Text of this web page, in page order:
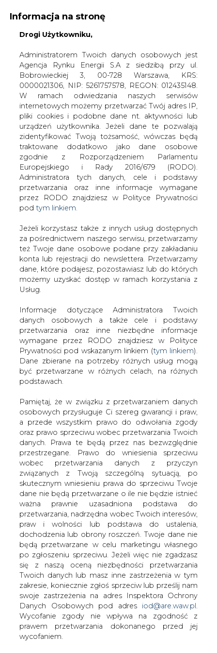
WYDAWCA PORTALU:
WYSOKI KONTRAST
WŁĄCZ CIRE.TV
Informacja na stronę
Drogi Użytkowniku,
Administratorem Twoich danych osobowych jest
Agencja Rynku Energii S.A z siedzibą przy ul.
Bobrowieckiej 3, 00-728 Warszawa, KRS:
0000021306, NIP: 5261757578, REGON: 012435148.
W ramach odwiedzania naszych serwisów
internetowych możemy przetwarzać Twój adres IP,
pliki cookies i podobne dane nt. aktywności lub
urządzeń użytkownika. Jeżeli dane te pozwalają
zidentyfikować Twoją tożsamość, wówczas będą
traktowane dodatkowo jako dane osobowe
zgodnie z Rozporządzeniem Parlamentu
Europejskiego i Rady 2016/679 (RODO).
Administratora tych danych, cele i podstawy
przetwarzania oraz inne informacje wymagane
przez RODO znajdziesz w Polityce Prywatności
pod tym linkiem.
Jeżeli korzystasz także z innych usług dostępnych
za pośrednictwem naszego serwisu, przetwarzamy
też Twoje dane osobowe podane przy zakładaniu
konta lub rejestracji do newslettera. Przetwarzamy
dane, które podajesz, pozostawiasz lub do których
możemy uzyskać dostęp w ramach korzystania z
Usług.
Informacje dotyczące Administratora Twoich
danych osobowych a także cele i podstawy
przetwarzania oraz inne niezbędne informacje
wymagane przez RODO znajdziesz w Polityce
Prywatności pod wskazanym linkiem (tym linkiem).
Dane zbierane na potrzeby różnych usług mogą
być przetwarzane w różnych celach, na różnych
podstawach.
Pamiętaj, że w związku z przetwarzaniem danych
osobowych przysługuje Ci szereg gwarancji i praw,
a przede wszystkim prawo do odwołania zgody
oraz prawo sprzeciwu wobec przetwarzania Twoich
danych. Prawa te będą przez nas bezwzględnie
przestrzegane. Prawo do wniesienia sprzeciwu
wobec przetwarzania danych z przyczyn
związanych z Twoją szczególną sytuacją, po
skutecznym wniesieniu prawa do sprzeciwu Twoje
dane nie będą przetwarzane o ile nie będzie istnieć
ważna prawnie uzasadniona podstawa do
przetwarzania, nadrzędna wobec Twoich interesów,
praw i wolności lub podstawa do ustalenia,
dochodzenia lub obrony roszczeń. Twoje dane nie
będą przetwarzane w celu marketingu własnego
po zgłoszeniu sprzeciwu. Jeżeli więc nie zgadzasz
się z naszą oceną niezbędności przetwarzania
Twoich danych lub masz inne zastrzeżenia w tym
zakresie, koniecznie zgłoś sprzeciw lub prześlij nam
swoje zastrzeżenia na adres Inspektora Ochrony
Danych Osobowych pod adres iod@are.waw.pl.
Wycofanie zgody nie wpływa na zgodność z
prawem przetwarzania dokonanego przed jej
wycofaniem.
Strona główna / CIEPŁOWNICTWO / Kara bez ulgowej
taryfy
2002-04-09 00:00
drukuj
skomentuj
Kara bez ulgowej taryfy
Spółka z Zielonej Góry ma zapłacić
ponad 65 tys. zł kary za to, że ustalała
ceny za ciepło bez zatwierdzonej taryfy.
Firma ta oferuje modernizację źródeł
ciepła zapewniając klientom
jednocześnie własne dostawy. Klienci
natomiast co miesiąc płacą za część
inwestycji oraz za faktycznie pobrane
ciepło.
Za stosowanie cen za energię bez zatwierdzonej taryfy
prezes Urzędu Regulacji Energetyki ukarał już parę
spółek energetycznych jednak taka sprawę jak spółki z
Zielonej Góry rozpatrywana była po raz pierwszy
URE stwierdziło, że spółka SIM w umowach ustalała ceny
za ciepło bez zatwierdzenia taryfy. Ukarał ją karą w
wysokości 65,625 tys. zł, co stanowi 3 proc. jej przychodu.
Spółka odwołała się do SA. W swym odwołaniu SIM
uzasadnia, że ceny ciepła były zawsze negocjowane z
odbiorcami, a w umowach określono obustronne zasady
ich waloryzacji w razie wzrostu cen paliw czy kosztów
wytwarzania ciepła. Jednocześnie Spółka twierdzi, że
trwające około 9miesięcy postępowanie koncesyjne było
przeszkodą dla zatwierdzenia taryfy